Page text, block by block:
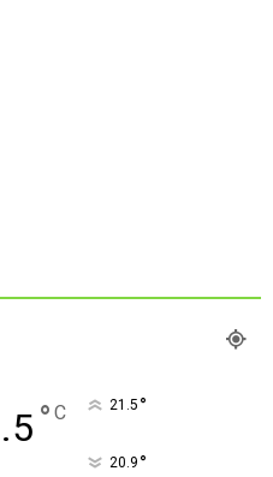
° C 21.5 °
20.9 °